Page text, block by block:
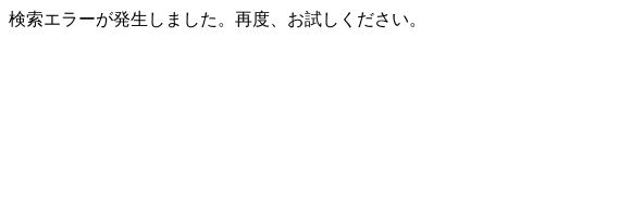
検索エラーが発生しました。再度、お試しください。